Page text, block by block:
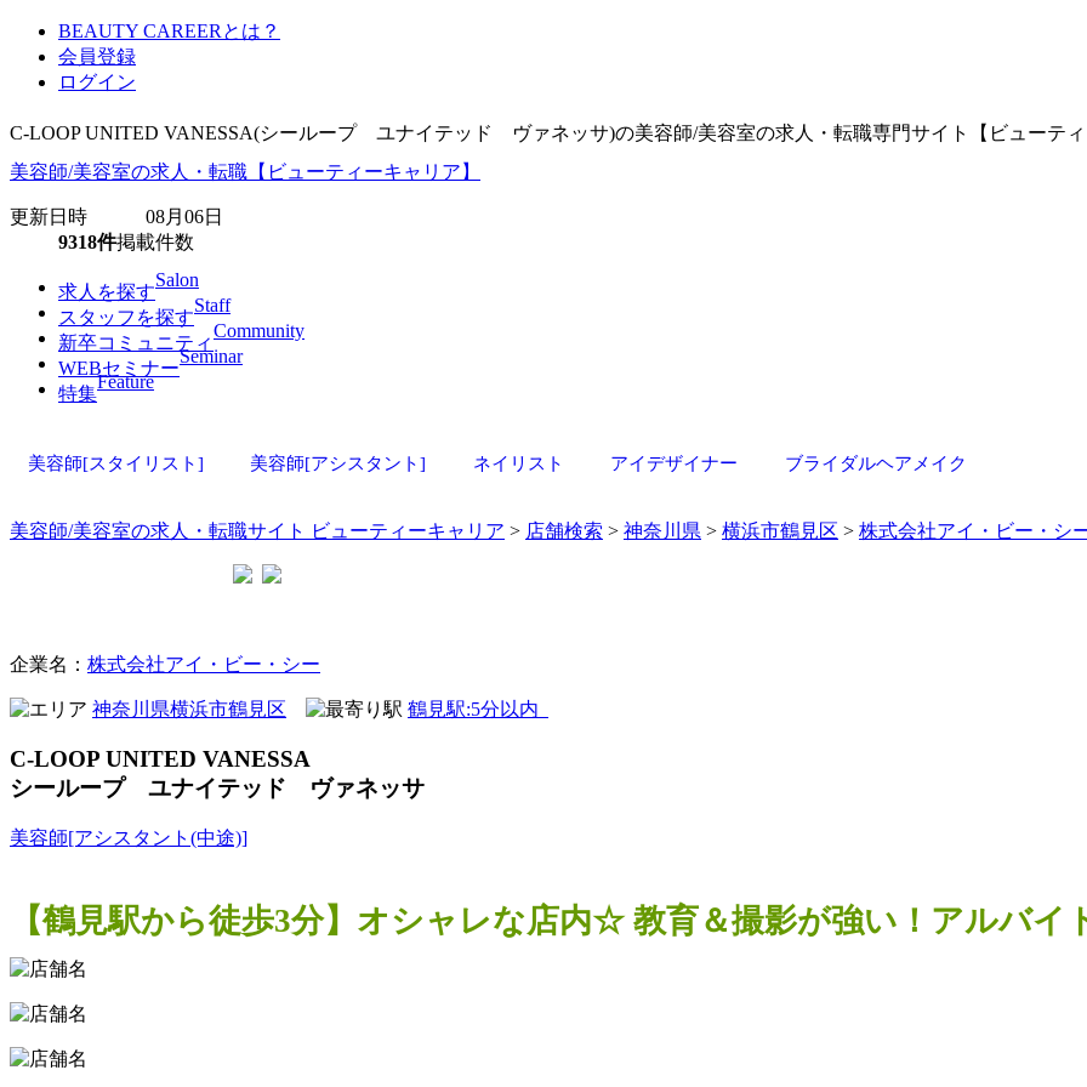
BEAUTY CAREERとは？
会員登録
ログイン
C-LOOP UNITED VANESSA(シーループ ユナイテッド ヴァネッサ)の美容師/美容室の求人・転職専門サイト【ビューテ
美容師/美容室の求人・転職【ビューティーキャリア】
更新日時 08月06日
9318件掲載件数
求人を探す
Salon
スタッフを探す
Staff
新卒コミュニティ
Community
WEBセミナー
Seminar
特集
Feature
美容師[スタイリスト] 美容師[アシスタント] ネイリスト アイデザイナー ブライダルヘアメイク
美容師/美容室の求人・転職サイト ビューティーキャリア > 店舗検索 > 神奈川県 > 横浜市鶴見区 > 株式会社アイ・ビー・シ
企業名： 株式会社アイ・ビー・シー
神奈川県横浜市鶴見区 鶴見駅:5分以内
C-LOOP UNITED VANESSA
シーループ ユナイテッド ヴァネッサ
美容師[アシスタント(中途)]
【鶴見駅から徒歩3分】オシャレな店内☆ 教育＆撮影が強い！アルバイ